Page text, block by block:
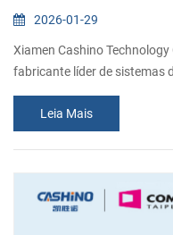
2026-01-29
Xiamen Cashino
fabricante líder de sistemas
OEMs/ODMs, tem o prazer
EuroShop 2026. De 22 a 26
juntar a nós na Messe
varejo Enquanto a
Leia Mais